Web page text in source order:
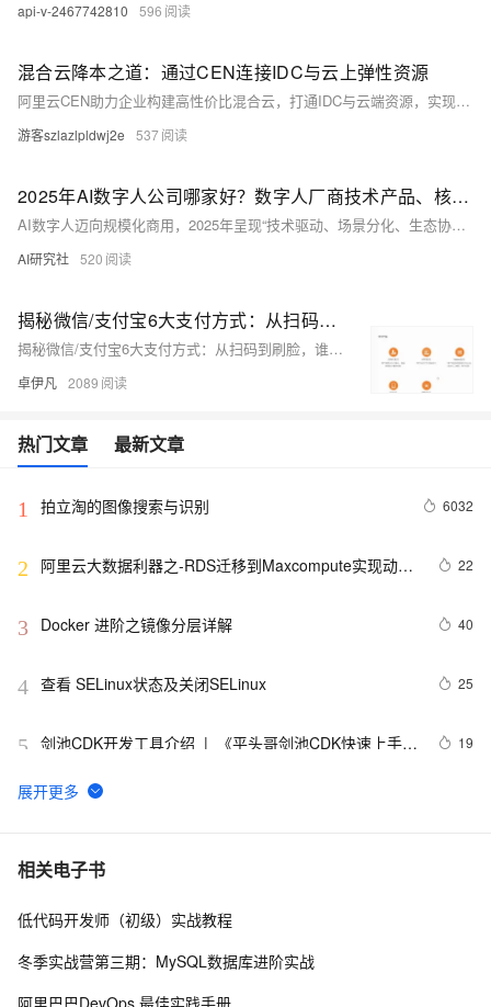
api-v-2467742810 596
混合云降本之道：通过CEN连接IDC与云上弹性资源
阿里云CEN助力企业构建高性价比混合云，打通IDC与云端资源，实现弹性扩展、智能调度与成本优化。通过专线互联、自动扩缩容和统一管理，显著降低硬件、网络与运维成本，广泛适用于电商、金融等场景，成为数字化转型主流选择。（238字）
游客szlazlpldwj2e 537
2025年AI数字人公司哪家好？数字人厂商技术产品、核心优势、应用场景对比
AI数字人迈向规模化商用，2025年呈现“技术驱动、场景分化、生态协同”趋势。涵盖服务、身份、分身三类，广泛应用于政务、医疗、文旅等领域，实现效率提升与体验升级。企业格局多元：世优科技强在全栈自研与高拟真交互，百度依托大模型赋能媒体营销，中小厂商聚焦垂直场景创新。选型需综合技术、场景、成本与生态。
AI研究社 520
揭秘微信/支付宝6大支付方式：从扫码到刷脸，谁在偷偷赚你的手续费？优雅草卓伊凡
揭秘微信/支付宝6大支付方式：从扫码到刷脸，谁在偷偷赚你的手续费？优雅草卓伊凡
卓伊凡 2089
热门文章 最新文章
1 拍立淘的图像搜索与识别 6032
2
阿里云大数据利器之-RDS迁移到Maxcompute实现动态
22
3 Docker 进阶之镜像分层详解 40
4 查看 SELinux状态及关闭SELinux 25
5 剑池CDK开发工具介绍  |  《平头哥剑池CDK快速上手指
19
6 WebAssembly 在 MOSN 中的实践 - 基础框架篇
7 userdel使用说明
8 自己看系统的“系统还原”
相关电子书
低代码开发师（初级）实战教程
冬季实战营第三期：MySQL数据库进阶实战
阿里巴巴DevOps 最佳实践手册